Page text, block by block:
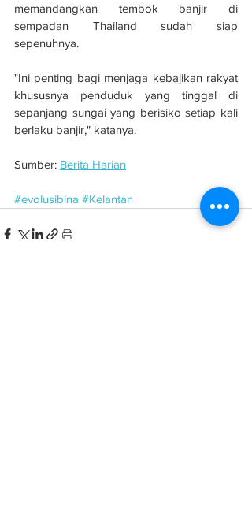
memandangkan tembok banjir di
sempadan Thailand sudah siap
sepenuhnya.
"Ini penting bagi menjaga kebajikan rakyat
khususnya penduduk yang tinggal di
sepanjang sungai yang berisiko setiap kali
berlaku banjir," katanya.
Sumber: Berita Harian
#evolusibina #Kelantan